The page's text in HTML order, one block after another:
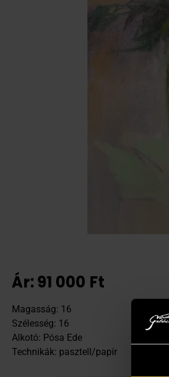
Ár:91 000 Ft
Magasság: 16
Szélesség: 16
Alkotó: Pósa Ede
Technikák: pasztell/papír